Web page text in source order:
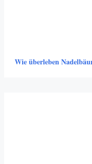
Wie überleben